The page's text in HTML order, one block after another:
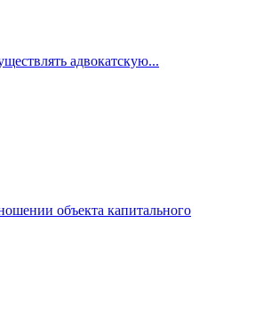
адвокатскую...
объекта капитального